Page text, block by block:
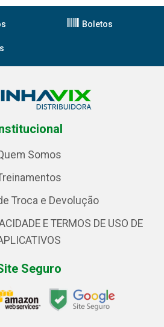
Boletos
Somos
Troca e Devolução
E TERMOS DE USO DE
Seguro